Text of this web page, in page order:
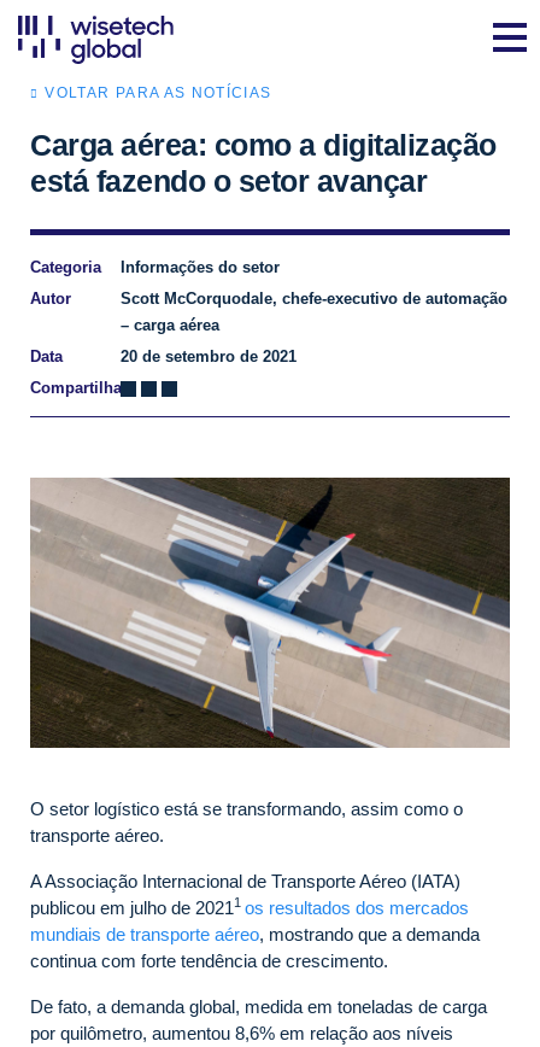
VOLTAR PARA AS NOTÍCIAS
Carga aérea: como a digitalização
está fazendo o setor avançar
Categoria
Informações do setor
Autor
Scott McCorquodale, chefe-executivo de automação
– carga aérea
Data
20 de setembro de 2021
Compartilhar
O setor logístico está se transformando, assim como o
transporte aéreo.
A Associação Internacional de Transporte Aéreo (IATA)
publicou em julho de 20211 os resultados dos mercados
mundiais de transporte aéreo, mostrando que a demanda
continua com forte tendência de crescimento.
De fato, a demanda global, medida em toneladas de carga
por quilômetro, aumentou 8,6% em relação aos níveis